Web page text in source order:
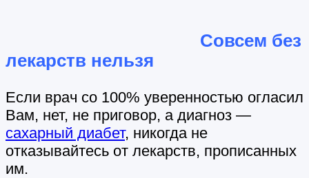
Совсем без
лекарств нельзя
Если врач со 100% уверенностью огласил
Вам, нет, не приговор, а диагноз —
сахарный диабет, никогда не
отказывайтесь от лекарств, прописанных
им.